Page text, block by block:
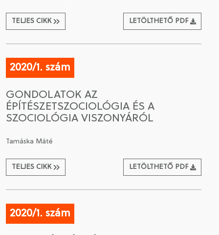
TELJES CIKK LETÖLTHETŐ PDF
2020/1. szám
GONDOLATOK AZ
ÉPÍTÉSZETSZOCIOLÓGIA ÉS A
SZOCIOLÓGIA VISZONYÁRÓL
Tamáska Máté
TELJES CIKK LETÖLTHETŐ PDF
2020/1. szám